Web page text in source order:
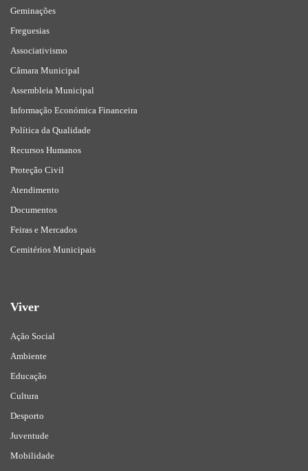
Geminações
Freguesias
Associativismo
Câmara Municipal
Assembleia Municipal
Informação Económica Financeira
Política da Qualidade
Recursos Humanos
Proteção Civil
Atendimento
Documentos
Feiras e Mercados
Cemitérios Municipais
Viver
Ação Social
Ambiente
Educação
Cultura
Desporto
Juventude
Mobilidade